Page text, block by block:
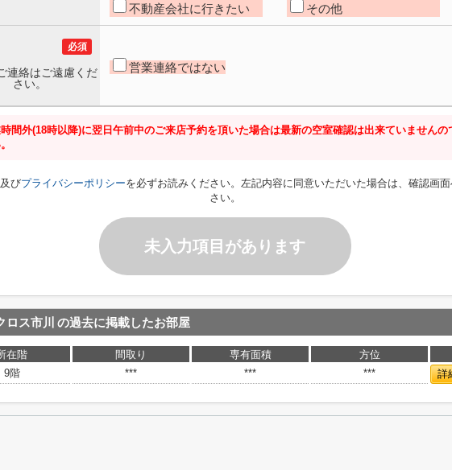
不動産会社に行きたい その他
必須
連絡はご遠慮くだ
さい。
営業連絡ではない
間外(18時以降)に翌日午前中のご来店予約を頂いた場合は最新の空室確認は出来ていませんの
及びプライバシーポリシーを必ずお読みください。左記内容に同意いただいた場合は、確認画
さい。
未入力項目があります
ロス市川 の過去に掲載したお部屋
在階 間取り 専有面積 方位
9階
*** *** *** 詳